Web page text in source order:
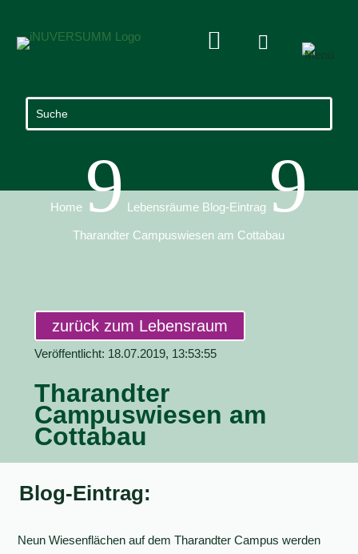
 
Home 9 Lebensräume Blog-Eintrag 9
Tharandter Campuswiesen am Cottabau
zurück zum Lebensraum
Veröffentlicht: 18.07.2019, 13:53:55
Tharandter
Campuswiesen am
Cottabau
Blog-Eintrag:
Neun Wiesenflächen auf dem Tharandter Campus werden